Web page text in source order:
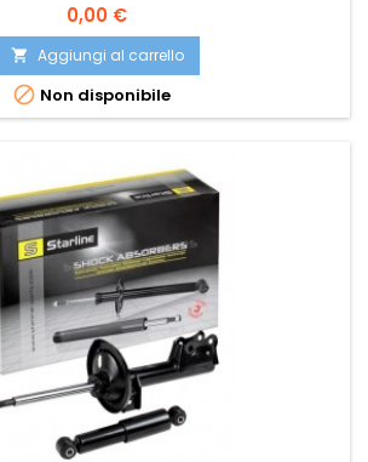
Prezzo
0,00 €
 Aggiungi al carrello
 Non disponibile